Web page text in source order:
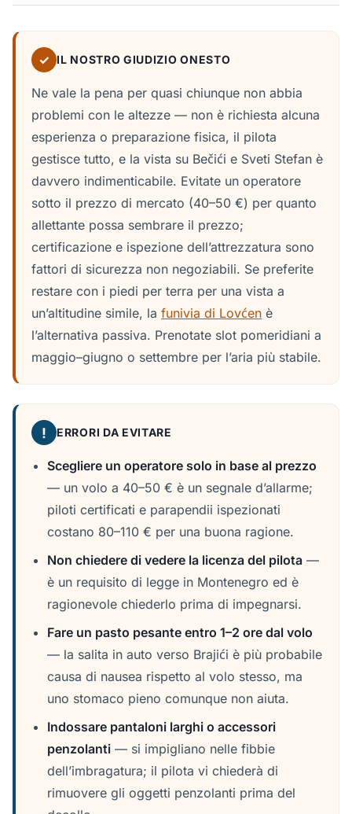
✓ IL NOSTRO GIUDIZIO ONESTO
Ne vale la pena per quasi chiunque non abbia
problemi con le altezze — non è richiesta alcuna
esperienza o preparazione fisica, il pilota
gestisce tutto, e la vista su Bečići e Sveti Stefan è
davvero indimenticabile. Evitate un operatore
sotto il prezzo di mercato (40–50 €) per quanto
allettante possa sembrare il prezzo;
certificazione e ispezione dell’attrezzatura sono
fattori di sicurezza non negoziabili. Se preferite
restare con i piedi per terra per una vista a
un’altitudine simile, la funivia di Lovćen è
l’alternativa passiva. Prenotate slot pomeridiani a
maggio–giugno o settembre per l’aria più stabile.
! ERRORI DA EVITARE
Scegliere un operatore solo in base al prezzo
— un volo a 40–50 € è un segnale d’allarme;
piloti certificati e parapendii ispezionati
costano 80–110 € per una buona ragione.
Non chiedere di vedere la licenza del pilota —
è un requisito di legge in Montenegro ed è
ragionevole chiederlo prima di impegnarsi.
Fare un pasto pesante entro 1–2 ore dal volo
— la salita in auto verso Brajići è più probabile
causa di nausea rispetto al volo stesso, ma
uno stomaco pieno comunque non aiuta.
Indossare pantaloni larghi o accessori
penzolanti — si impigliano nelle fibbie
dell’imbragatura; il pilota vi chiederà di
rimuovere gli oggetti penzolanti prima del